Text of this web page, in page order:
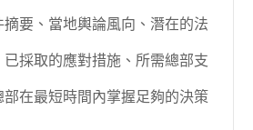
要、當地輿論風向、潛在的法
採取的應對措施、所需總部支
在最短時間內掌握足夠的決策